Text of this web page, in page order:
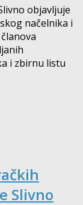
objavljuje
načelnika i
i zbirnu listu
Slivno